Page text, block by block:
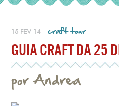
15 FEV 14 craft tour
GUIA CRAFT DA 25
por Andrea